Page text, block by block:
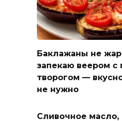
Баклажаны не
запекаю веером
творогом —
не нужно
Сливочное масло,